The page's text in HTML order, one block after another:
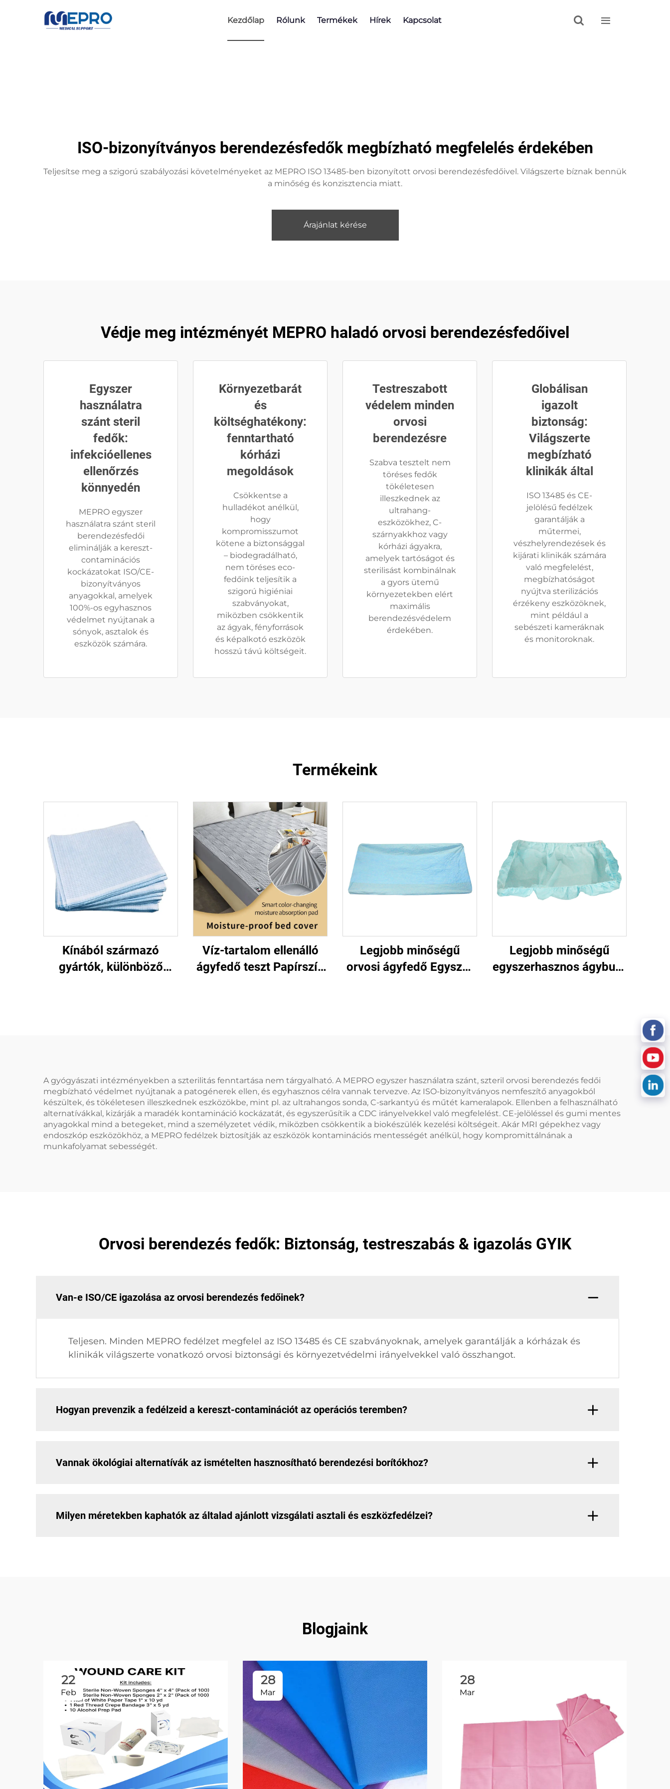
Kezdőlap Rólunk Termékek Hírek Kapcsolat  
ISO-bizonyítványos berendezésfedők megbízható megfelelés érdekében
Teljesítse meg a szigorú szabályozási követelményeket az MEPRO ISO 13485-ben bizonyított orvosi berendezésfedőivel. Világszerte bíznak bennük
a minőség és konzisztencia miatt.
Árajánlat kérése
Védje meg intézményét MEPRO haladó orvosi berendezésfedőivel
Egyszer
használatra
szánt steril
fedők:
infekcióellenes
ellenőrzés
könnyedén
MEPRO egyszer
használatra szánt steril
berendezésfedői
eliminálják a kereszt-
contaminációs
kockázatokat ISO/CE-
bizonyítványos
anyagokkal, amelyek
100%-os egyhasznos
védelmet nyújtanak a
sónyok, asztalok és
eszközök számára.
Környezetbarát
és
költséghatékony:
fenntartható
kórházi
megoldások
Csökkentse a
hulladékot anélkül,
hogy
kompromisszumot
kötene a biztonsággal
– biodegradálható,
nem töréses eco-
fedőink teljesítik a
szigorú higiéniai
szabványokat,
miközben csökkentik
az ágyak, fényforrások
és képalkotó eszközök
hosszú távú költségeit.
Testreszabott
védelem minden
orvosi
berendezésre
Szabva tesztelt nem
töréses fedők
tökéletesen
illeszkednek az
ultrahang-
eszközökhez, C-
szárnyakkhoz vagy
kórházi ágyakra,
amelyek tartóságot és
sterilisást kombinálnak
a gyors ütemű
környezetekben elért
maximális
berendezésvédelem
érdekében.
Globálisan
igazolt
biztonság:
Világszerte
megbízható
klinikák által
ISO 13485 és CE-
jelölésű fedélzek
garantálják a
műtermei,
vészhelyrendezések és
kijárati klinikák számára
való megfelelést,
megbízhatóságot
nyújtva sterilizációs
érzékeny eszközöknek,
mint például a
sebészeti kameráknak
és monitoroknak.
Termékeink
Kínából származó
gyártók, különböző
Víz-tartalom ellenálló
ágyfedő teszt Papírszín
Legjobb minőségű
orvosi ágyfedő Egyszer
Legjobb minőségű
egyszerhasznos ágyburk
A gyógyászati intézményekben a szterilitás fenntartása nem tárgyalható. A MEPRO egyszer használatra szánt, szteril orvosi berendezés fedői
megbízható védelmet nyújtanak a patogénerek ellen, és egyhasznos célra vannak tervezve. Az ISO-bizonyítványos nemfeszítő anyagokból
készültek, és tökéletesen illeszkednek eszközökbe, mint pl. az ultrahangos sonda, C-sarkantyú és műtét kameralapok. Ellenben a felhasználható
alternatívákkal, kizárják a maradék kontamináció kockázatát, és egyszerűsítik a CDC irányelvekkel való megfelelést. CE-jelöléssel és gumi mentes
anyagokkal mind a betegeket, mind a személyzetet védik, miközben csökkentik a biokészülék kezelési költségeit. Akár MRI gépekhez vagy
endoszkóp eszközökhöz, a MEPRO fedélzek biztosítják az eszközök kontaminációs mentességét anélkül, hogy kompromittálnának a
munkafolyamat sebességét.
Orvosi berendezés fedők: Biztonság, testreszabás & igazolás GYIK
Van-e ISO/CE igazolása az orvosi berendezés fedőinek?
Teljesen. Minden MEPRO fedélzet megfelel az ISO 13485 és CE szabványoknak, amelyek garantálják a kórházak és
klinikák világszerte vonatkozó orvosi biztonsági és környezetvédelmi irányelvekkel való összhangot.
Hogyan prevenzik a fedélzeid a kereszt-contaminációt az operációs teremben?
Vannak ökológiai alternatívák az ismételten hasznosítható berendezési borítókhoz?
Milyen méretekben kaphatók az általad ajánlott vizsgálati asztali és eszközfedélzei?
Blogjaink
22
Feb
28
Mar
28
Mar